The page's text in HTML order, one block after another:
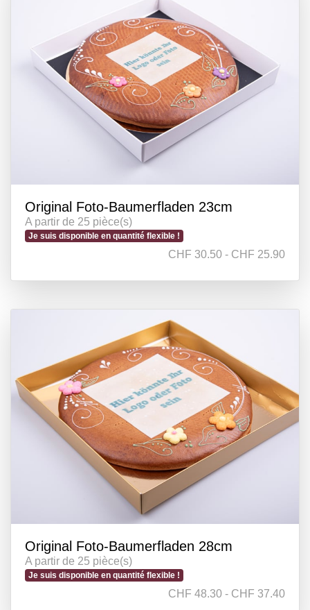
Original Foto-Baumerfladen 23cm
A partir de 25 pièce(s)
Je suis disponible en quantité flexible !
CHF 30.50 - CHF 25.90
Original Foto-Baumerfladen 28cm
A partir de 25 pièce(s)
Je suis disponible en quantité flexible !
CHF 48.30 - CHF 37.40